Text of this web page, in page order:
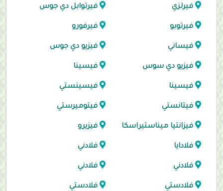
فيرلزي فيرتوابل دي جوس
فيرتوبو فيرفورو
فيساني فيزيو دي جوس
فيزيو دي سوس فيسينا
فيسينا فيسينستي
فيتانستي فيتوميرستي
فيزانتيا ميناستيراسكا فيزيرو
فلادايا فلادني
فلادني فلادني
فلادستي فلادستي